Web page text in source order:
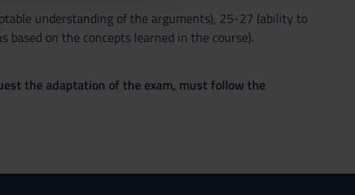
understanding of the arguments), 25-27 (ability to
on the concepts learned in the course).
the adaptation of the exam, must follow the